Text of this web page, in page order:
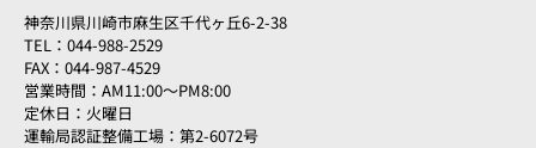
神奈川県川崎市麻生区千代ヶ丘6-2-38
TEL：044-988-2529
FAX：044-987-4529
営業時間：AM11:00～PM8:00
定休日：火曜日
運輸局認証整備工場：第2-6072号